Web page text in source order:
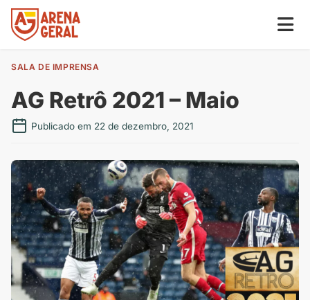
SALA DE IMPRENSA
AG Retrô 2021 – Maio
Publicado em 22 de dezembro, 2021